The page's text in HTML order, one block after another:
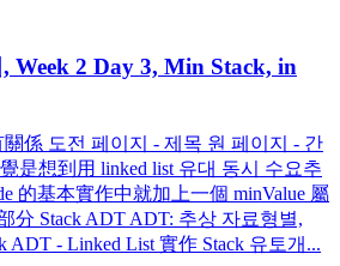
Week 2 Day 3, Min Stack, in
關係 도전 페이지 - 제목 원 페이지 - 간
是想到用 linked list 유대 동시 수요추
的基本實作中就加上一個 minValue 屬
分 Stack ADT ADT: 추상 자료형별,
ADT - Linked List 實作 Stack 유토개...